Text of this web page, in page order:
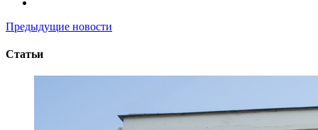
Предыдущие новости
Статьи